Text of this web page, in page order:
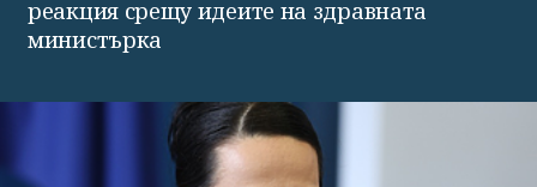
реакция срещу идеите на здравната
министърка